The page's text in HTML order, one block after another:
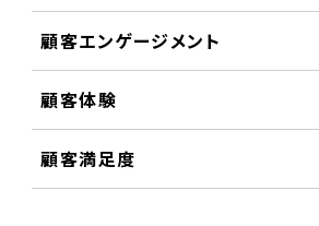
顧客エンゲージメント
顧客体験
顧客満足度